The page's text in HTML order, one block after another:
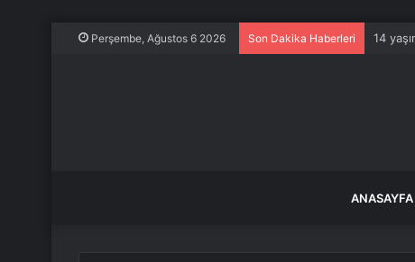
Perşembe, Ağustos 6 2026 Son Dakika Haberleri 14
ANASAYFA